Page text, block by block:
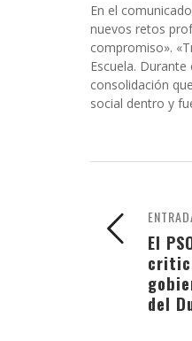
En el
nuevos retos
compromiso».
Escuela.
consolidación
social dentro y
El
del